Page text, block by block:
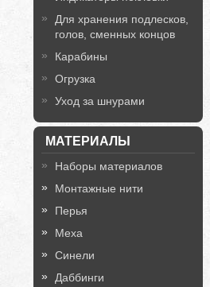
Для хранения подлесков,
голов, сменных концов
Карабины
Огрузка
Уход за шнурами
МАТЕРИАЛЫ
Наборы материалов
Монтажные нити
Перья
Меха
Синели
Даббинги